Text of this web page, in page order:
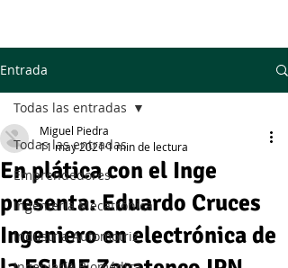
Entrada
Todas las entradas
Emprendedores
Ingeniería Mecatrónica
Industria Automotriz
Todas las entradas
En plática con el Inge
presenta: Eduardo Cruces
Ingeniero en electrónica de
Miguel Piedra
11 may 20211 min de lectura